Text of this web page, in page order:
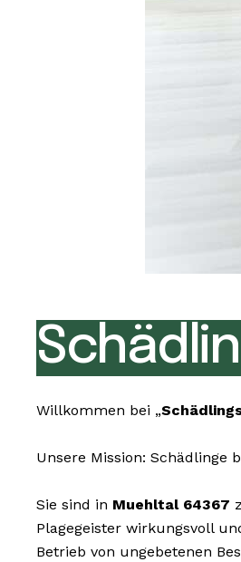
Willkommen bei „
Unsere Mission: Schädlinge
Sie sind in Muehltal 64367
Plagegeister wirkungsvoll
Betrieb von ungebetenen